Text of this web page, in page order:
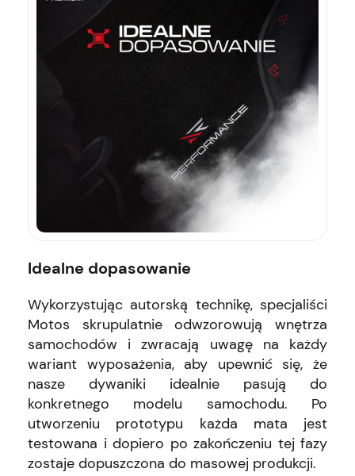
Idealne dopasowanie
Wykorzystując autorską technikę, specjaliści
Motos skrupulatnie odwzorowują wnętrza
samochodów i zwracają uwagę na każdy
wariant wyposażenia, aby upewnić się, że
nasze dywaniki idealnie pasują do
konkretnego modelu samochodu. Po
utworzeniu prototypu każda mata jest
testowana i dopiero po zakończeniu tej fazy
zostaje dopuszczona do masowej produkcji.